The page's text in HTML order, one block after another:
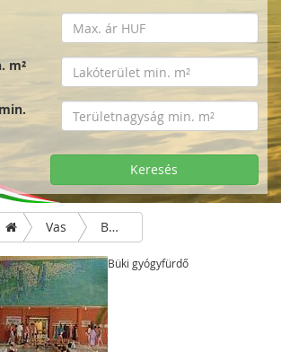
m²
Keresés
Vas Büki gyógyfürdő
Büki gyógyfürdő